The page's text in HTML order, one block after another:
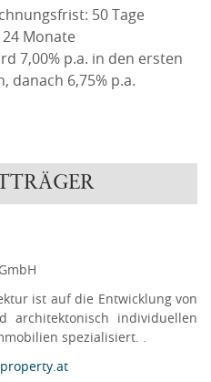
50 Tage
Monate
7,00% p.a. in den ersten
danach 6,75% p.a.
ist auf die Entwicklung von
architektonisch individuellen
spezialisiert. .